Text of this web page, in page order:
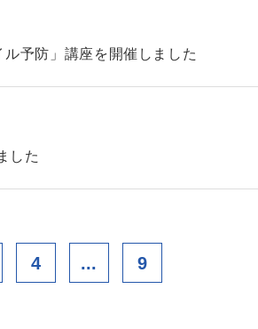
予防」講座を開催しました
した
4 ... 9